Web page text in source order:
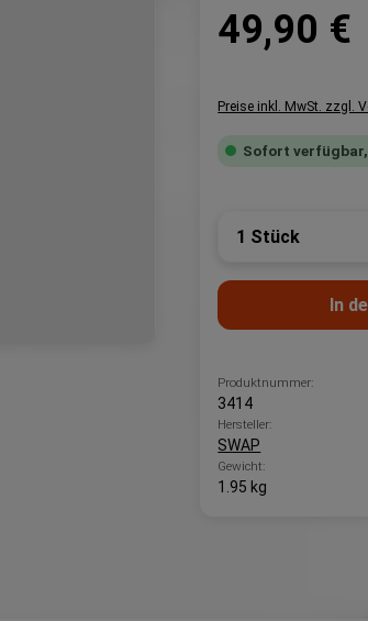
49,90 €
Preise inkl. MwSt. zzgl.
Sofort
Produkt
In
Produktnummer:
3414
Hersteller:
SWAP
Gewicht:
1.95 kg